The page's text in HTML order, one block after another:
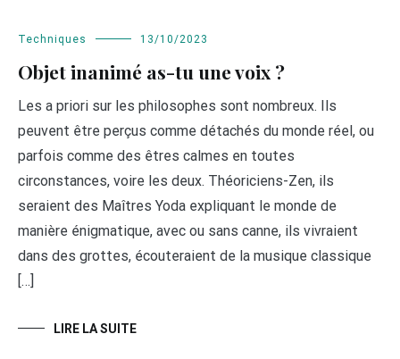
Techniques 13/10/2023
Objet inanimé as-tu une voix ?
Les a priori sur les philosophes sont nombreux. Ils
peuvent être perçus comme détachés du monde réel, ou
parfois comme des êtres calmes en toutes
circonstances, voire les deux. Théoriciens-Zen, ils
seraient des Maîtres Yoda expliquant le monde de
manière énigmatique, avec ou sans canne, ils vivraient
dans des grottes, écouteraient de la musique classique
[…]
LIRE LA SUITE